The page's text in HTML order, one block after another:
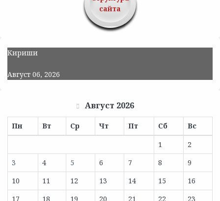
сайта
Кириши
Август 06, 2026
Август 2026
Пн Вт Ср Чт Пт Сб
Вс
1
2
3
4 5 6 7 8
9
10
11 12 13 14 15
16
17
18 19 20 21 22 23